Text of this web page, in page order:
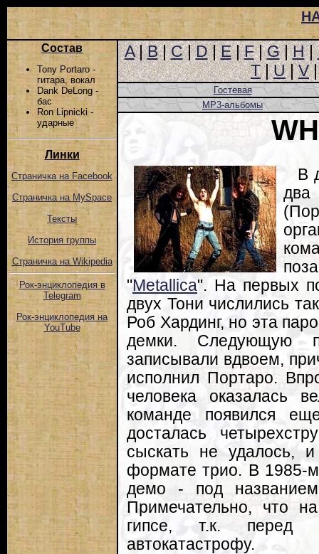
Состав
Tony Portaro -
гитара, вокал
Dank DeLong -
бас
Ron Lipnicki -
ударные
Линки
Страничка на Facebook
Страничка на MySpace
Тексты
История группы
Страничка на Wikipedia
Рок-энциклопедия в
Telegram
Рок-энциклопедия на
YouTube
A|B|C|D|E|F|G|H|
T|U|V
Гостевая
MP3-альбомы
В
"Metallica". На первых
двух Тони числились
Роб Хардинг, но эта
демки. Следующую
записывали вдвоем,
исполнил Портаро.
человека оказалась
команде появился
досталась
сыскать не удалось,
формате трио. В 1985-
демо - под
Примечательно, что
гипсе, т.к. перед
автокатастрофу.